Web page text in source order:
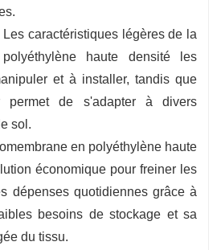
caractéristiques légères de la
haute densité les
et à installer, tandis que
permet de s'adapter à divers
sol.
en polyéthylène haute
économique pour freiner les
dépenses quotidiennes grâce à
besoins de stockage et sa
du tissu.